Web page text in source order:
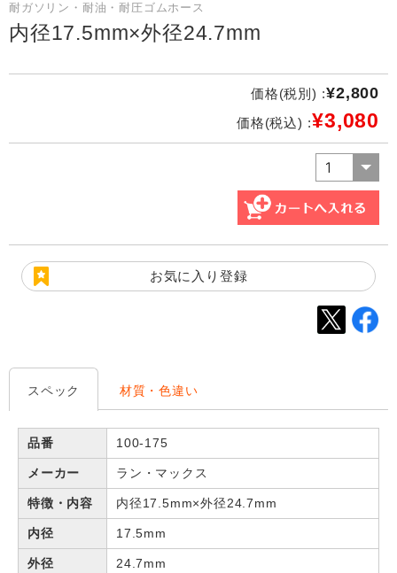
耐ガソリン・耐油・耐圧ゴムホース
内径17.5mm×外径24.7mm
価格(税別) :¥2,800
価格(税込) :¥3,080
お気に入り登録
スペック 材質・色違い
品番 100-175
メーカー ラン・マックス
特徴・内容 内径17.5mm×外径24.7mm
内径 17.5mm
外径 24.7mm